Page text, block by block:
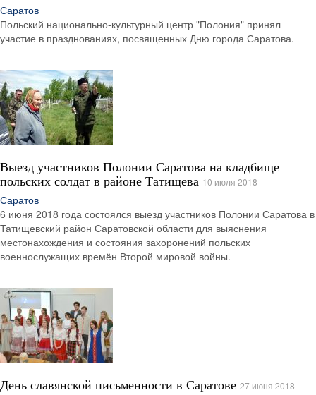
Саратов
Польский национально-культурный центр "Полония" принял
участие в празднованиях, посвященных Дню города Саратова.
Выезд участников Полонии Саратова на кладбище
польских солдат в районе Татищева 10 июля 2018
Саратов
6 июня 2018 года состоялся выезд участников Полонии Саратова в
Татищевский район Саратовской области для выяснения
местонахождения и состояния захоронений польских
военнослужащих времён Второй мировой войны.
День славянской письменности в Саратове 27 июня 2018